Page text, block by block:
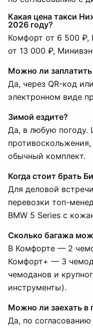
Какая цена такси
2026 году?
Комфорт от 6 500 ₽,
от 13 000 ₽,
Можно ли
Да, через QR-код
электронном виде
Зимой ездите?
Да, в любую погоду.
обычный комплект.
Когда стоит брать
Для деловой
перевозки топ-
BMW 5 Series с
Сколько багажа
В Комфорте — 2
Комфорт+ — 3
чемоданов и
инструменты).
Можно ли заехать в
Да, по